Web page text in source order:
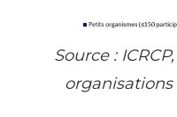
Source : ICRCP,
organisations